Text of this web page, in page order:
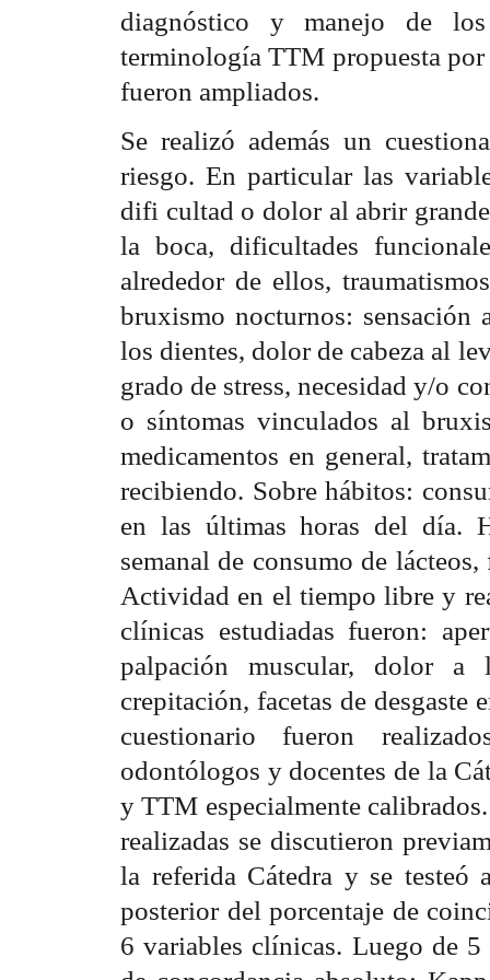
diagnóstico y manejo de
terminología TTM propuesta
fueron ampliados.
Se realizó además un
riesgo. En particular las
difi cultad o dolor al abrir
la boca, dificultades
alrededor de ellos,
bruxismo nocturnos: sensación
los dientes, dolor de cabeza al
grado de stress, necesidad y/o
o síntomas vinculados al
medicamentos en general,
recibiendo. Sobre hábitos:
en las últimas horas del día.
semanal de consumo de
Actividad en el tiempo libre y
clínicas estudiadas fueron:
palpación muscular, dolor
crepitación, facetas de
cuestionario fueron
odontólogos y docentes de la
y TTM especialmente
realizadas se discutieron
la referida Cátedra y se testeó
posterior del porcentaje de
6 variables clínicas. Luego de